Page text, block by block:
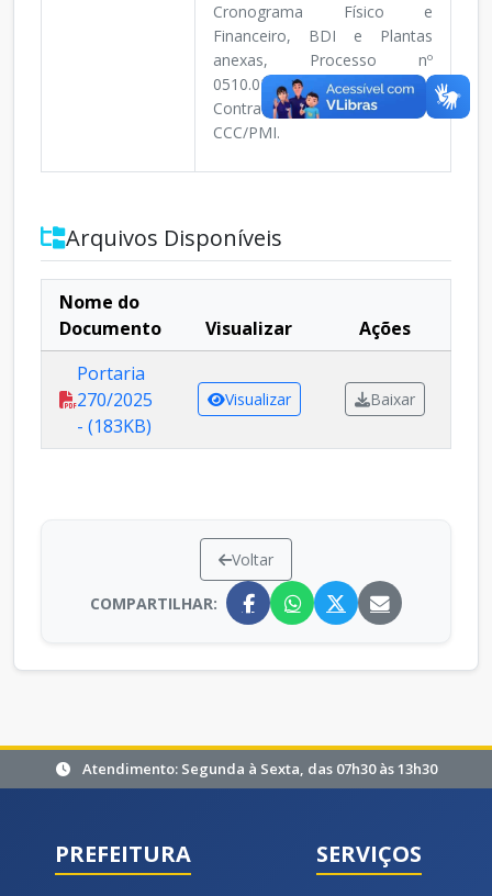
Cronograma Físico e
Financeiro, BDI e Plantas
anexas, Processo nº
0510.028/2025-PMI e
Contrato nº 037/2025-
CCC/PMI.
Arquivos Disponíveis
Nome do
Documento
Visualizar
Ações
Portaria
270/2025
- (183KB)
Visualizar Baixar
Voltar
COMPARTILHAR:
Atendimento: Segunda à Sexta, das 07h30 às 13h30
PREFEITURA SERVIÇOS